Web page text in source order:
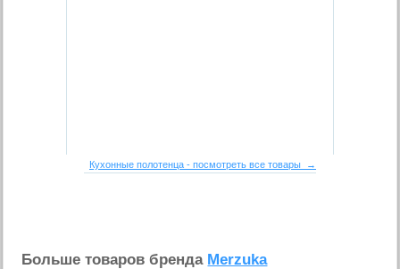
Кухонные полотенца - посмотреть все товары →
Больше товаров бренда Merzuka